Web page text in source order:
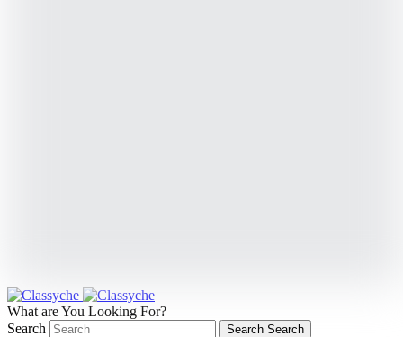
What are You Looking For?
Search
Search Search